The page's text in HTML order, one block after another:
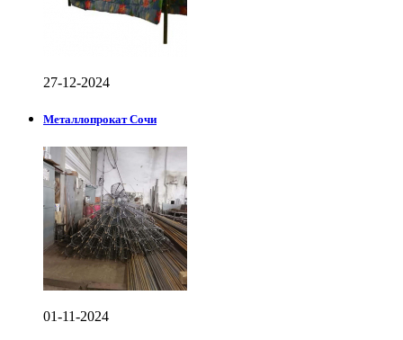
27-12-2024
Металлопрокат Сочи
01-11-2024